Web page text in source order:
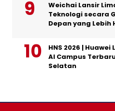
Weichai Lansir
Teknologi secara
Depan yang Lebih
HNS 2026 |
AI Campus
Selatan